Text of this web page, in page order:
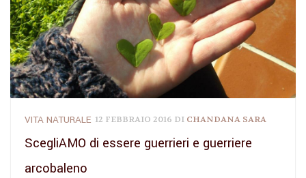
VITA NATURALE 12 FEBBRAIO 2016 DI CHANDANA SARA
ScegliAMO di essere guerrieri e guerriere
arcobaleno